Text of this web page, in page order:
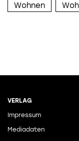
Wohnen
VERLAG
Impressum
Mediadaten